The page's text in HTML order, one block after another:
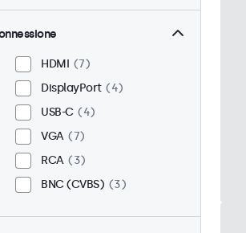
HDMI
7
DisplayPort
4
USB-C
4
VGA
7
RCA
3
BNC (CVBS)
3